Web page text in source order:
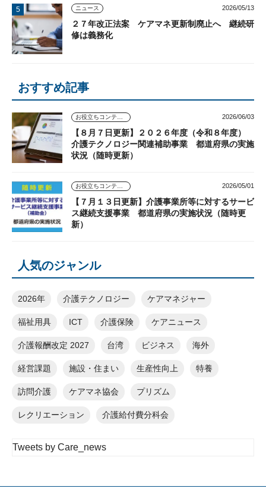
ニュース 2026/05/13
２７年改正法案 ケアマネ更新制廃止へ 継続研
修は義務化
おすすめ記事
お役立ちコンテンツ 2026/06/03
【８月７日更新】２０２６年度（令和８年度）
介護テクノロジー関連補助事業 都道府県の実施
状況（随時更新）
お役立ちコンテンツ 2026/05/01
【７月１３日更新】介護事業所等に対するサービ
ス継続支援事業 都道府県の実施状況（随時更
新）
人気のジャンル
2026年 介護テクノロジー ケアマネジャー
福祉用具 ICT 介護保険 ケアニュース
介護報酬改定 2027 台湾 ビジネス 海外
経営課題 施設・住まい 生産性向上 特養
訪問介護 ケアマネ協会 プリズム
レクリエーション 介護給付費分科会
Tweets by Care_news